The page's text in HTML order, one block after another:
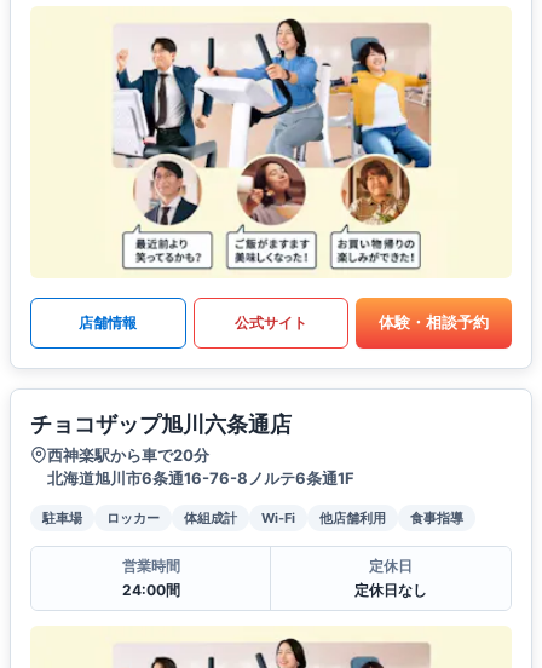
店舗情報 公式サイト 体験・相談予約
チョコザップ旭川六条通店
西神楽駅から車で20分
北海道旭川市6条通16-76-8ノルテ6条通1F
駐車場 ロッカー 体組成計 Wi-Fi 他店舗利用 食事指導
営業時間
24:00間
定休日
定休日なし